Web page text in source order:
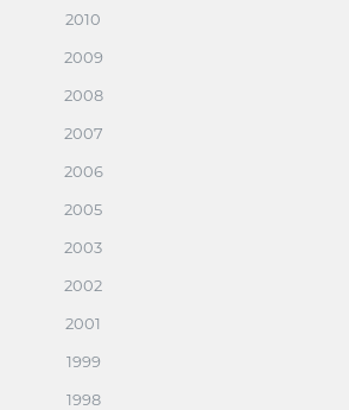
2010
2009
2008
2007
2006
2005
2003
2002
2001
1999
1998